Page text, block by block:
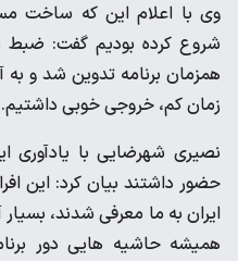
وی با اعلام این که ساخت
شروع کرده بودیم گفت: ضبط
همزمان برنامه تدوین شد و به
زمان کم، خروجی خوبی داشتیم.
حضور داشتند بیان کرد: این
ایران به ما معرفی شدند، بسیار
همیشه حاشیه هایی دور